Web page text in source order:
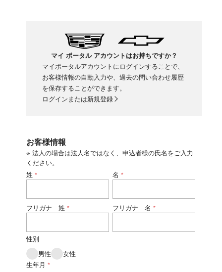
マイ ポータル アカウントはお持ちですか？
マイポータルアカウントにログインすることで、
お客様情報の自動入力や、過去の問い合わせ履歴
を保存することができます。
ログインまたは新規登録
お客様情報
※ 法人の場合は法人名ではなく、申込者様の氏名をご入力
ください。
姓 * 名 *
フリガナ 姓 * フリガナ 名 *
性別
男性
女性
生年月 *